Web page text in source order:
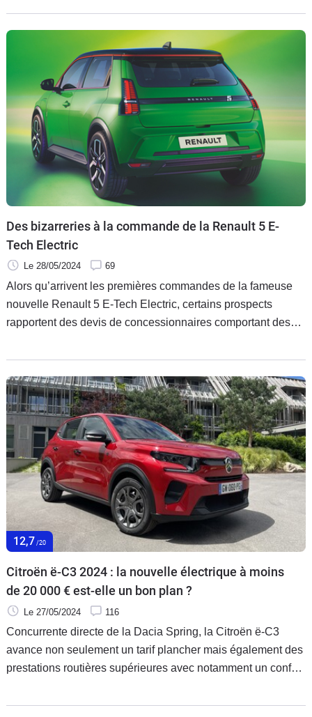
Des bizarreries à la commande de la Renault 5 E-
Tech Electric
Le 28/05/2024 69
Alors qu’arrivent les premières commandes de la fameuse
nouvelle Renault 5 E-Tech Electric, certains prospects
rapportent des devis de concessionnaires comportant des
à la location.
12,7 /20
Citroën ë-C3 2024 : la nouvelle électrique à moins
de 20 000 € est-elle un bon plan ?
Le 27/05/2024 116
Concurrente directe de la Dacia Spring, la Citroën ë-C3
avance non seulement un tarif plancher mais également des
prestations routières supérieures avec notamment un confort
savoir si le contrat est rempli…